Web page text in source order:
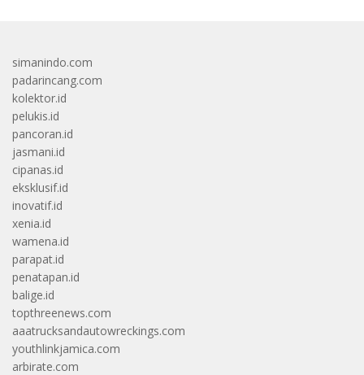
simanindo.com
padarincang.com
kolektor.id
pelukis.id
pancoran.id
jasmani.id
cipanas.id
eksklusif.id
inovatif.id
xenia.id
wamena.id
parapat.id
penatapan.id
balige.id
topthreenews.com
aaatrucksandautowreckings.com
youthlinkjamica.com
arbirate.com